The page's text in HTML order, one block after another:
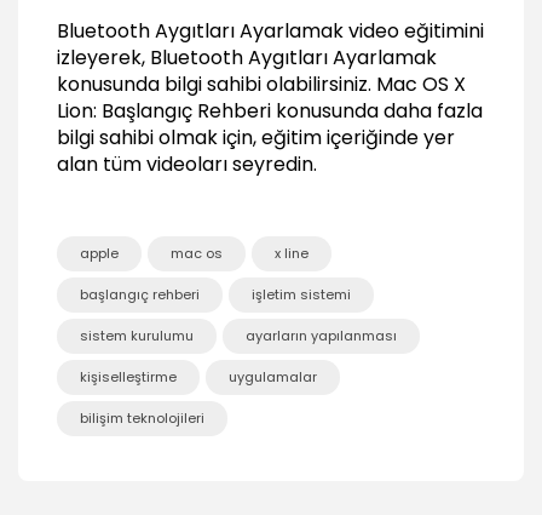
01:21
Time Machine ile Yedekleme Yapmak
06:17
Arama Yapmak
Spotlight ile Arama Yapmak
Finder'da Arama Yapmak
02:35
Sistem Tercihlerini Düzenlemek
Temel Kişisel Tercihleri Düzenlemek
03:25
Mission Control Tercihlerini Düzenlemek
Bluetooth Aygıtları Ayarlamak video eğitimini
izleyerek, Bluetooth Aygıtları Ayarlamak
konusunda bilgi sahibi olabilirsiniz. Mac OS X
Lion: Başlangıç Rehberi konusunda daha fazla
bilgi sahibi olmak için, eğitim içeriğinde yer
alan tüm videoları seyredin.
apple mac os x line
başlangıç rehberi işletim sistemi
sistem kurulumu ayarların yapılanması
kişiselleştirme uygulamalar
bilişim teknolojileri